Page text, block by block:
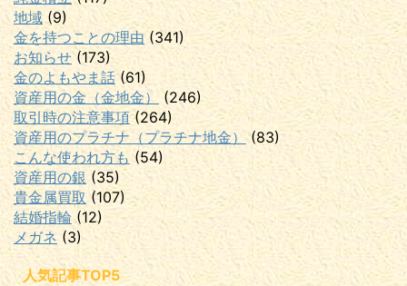
地域 (9)
金を持つことの理由 (341)
お知らせ(173)
金のよもやま話(61)
資産用の金（金地金）
(246)
取引時の注意事項 (264)
資産用のプラチナ（プラチナ地金） (83)
こんな使われ方も (54)
資産用の銀 (35)
貴金属買取 (107)
結婚指輪 (12)
メガネ (3)
人気記事TOP5